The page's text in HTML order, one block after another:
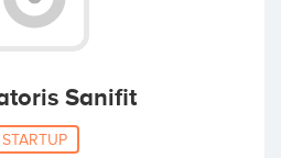
Sanifit
STARTUP